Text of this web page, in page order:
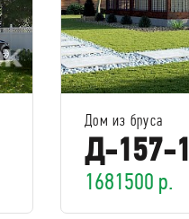
Дом из бруса
Д-157-1
1681500 р.